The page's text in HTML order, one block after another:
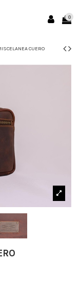
0
CUERO